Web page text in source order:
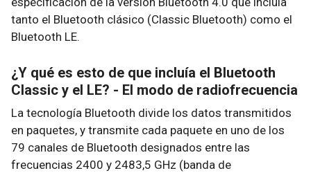
tanto el Bluetooth clásico (Classic Bluetooth) como el
Bluetooth LE.
¿Y qué es esto de que incluía el Bluetooth
Classic y el LE? - El modo de radiofrecuencia
La tecnología Bluetooth divide los datos transmitidos
en paquetes, y transmite cada paquete en uno de los
79 canales de Bluetooth designados entre las
frecuencias 2400 y 2483,5 GHz (banda de